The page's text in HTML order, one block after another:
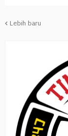
Lebih baru